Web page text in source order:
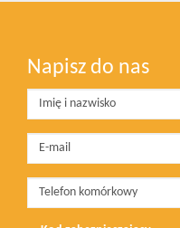
Napisz do nas